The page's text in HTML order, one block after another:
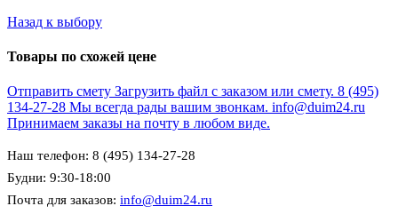
Назад к выбору
Товары по схожей цене
Отправить смету Загрузить файл с заказом или смету. 8 (495)
134-27-28 Мы всегда рады вашим звонкам. info@duim24.ru
Принимаем заказы на почту в любом виде.
Наш телефон: 8 (495) 134-27-28
Будни: 9:30-18:00
Почта для заказов: info@duim24.ru